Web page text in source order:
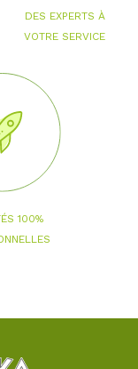
DES EXPERTS À
VOTRE SERVICE
100%